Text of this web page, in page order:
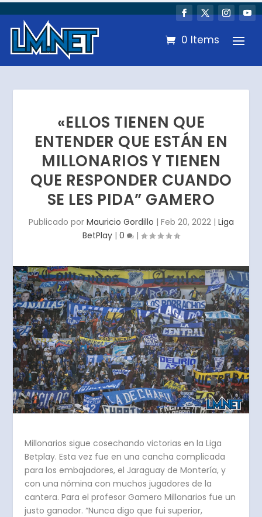
0 Items
«ELLOS TIENEN QUE
ENTENDER QUE ESTÁN EN
MILLONARIOS Y TIENEN
QUE RESPONDER CUANDO
SE LES PIDA” GAMERO
Publicado por Mauricio Gordillo | Feb 20, 2022| Liga
BetPlay | 0 |
Millonarios sigue cosechando victorias en la Liga
Betplay. Esta vez fue en una cancha complicada
para los embajadores, el Jaraguay de Montería, y
con una nómina con muchos jugadores de la
cantera. Para el profesor Gamero Millonarios fue un
justo ganador. “Nunca digo que fui superior,